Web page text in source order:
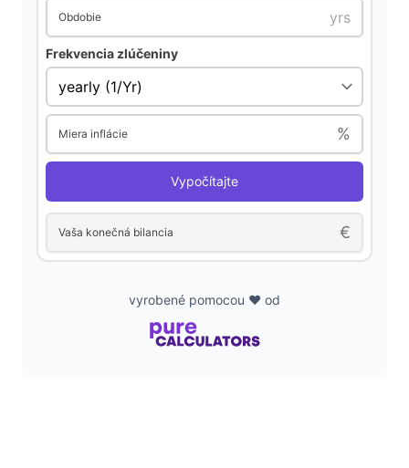
Obdobie
Frekvencia zlúčeniny
Miera inflácie %
Vypočítajte
Vaša konečná bilancia €
vyrobené pomocou ❤️ od